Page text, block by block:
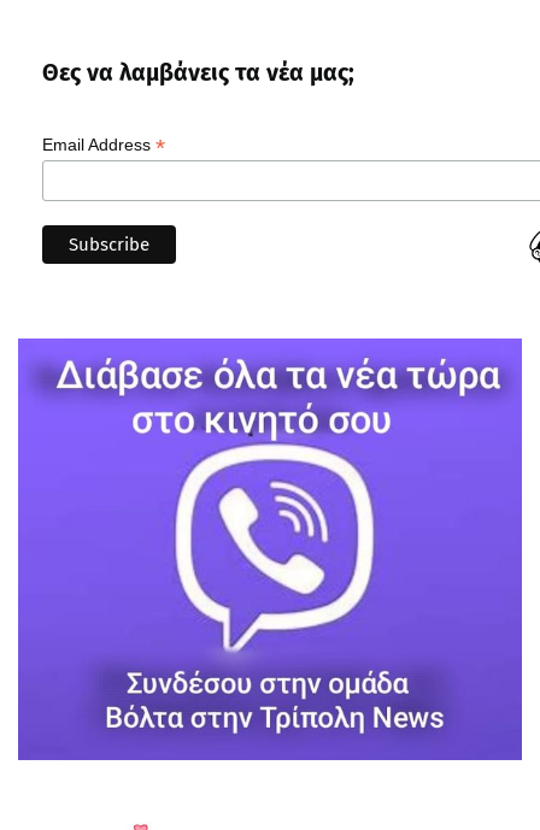
Θες να λαμβάνεις τα νέα μας;
Email Address *